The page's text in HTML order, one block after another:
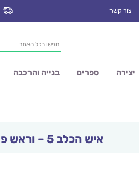
צור קשר
Products
search
יצירה ספרים בנייה והרכבה
איש הכלב 5 – וראש פשפש